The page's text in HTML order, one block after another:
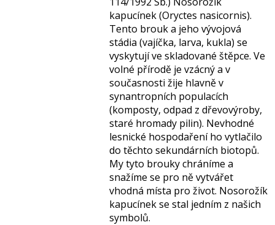
kapucínek (Oryctes nasicornis).
Tento brouk a jeho vývojová
stádia (vajíčka, larva, kukla) se
vyskytují ve skladované štěpce. Ve
volné přírodě je vzácný a v
současnosti žije hlavně v
synantropních populacích
(komposty, odpad z dřevovýroby,
staré hromady pilin). Nevhodné
lesnické hospodaření ho vytlačilo
do těchto sekundárních biotopů.
My tyto brouky chráníme a
snažíme se pro ně vytvářet
vhodná místa pro život. Nosorožík
kapucínek se stal jedním z našich
symbolů.